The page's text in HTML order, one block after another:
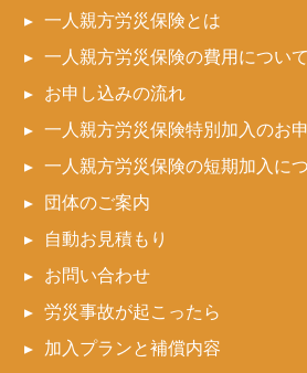
一人親方労災保険とは
一人親方労災保険の費用について
お申し込みの流れ
一人親方労災保険特別加入のお
一人親方労災保険の短期加入に
団体のご案内
自動お見積もり
お問い合わせ
労災事故が起こったら
加入プランと補償内容